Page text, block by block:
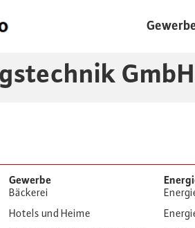
GmbH
Gewerbe
Bäckerei
Hotels und Heime